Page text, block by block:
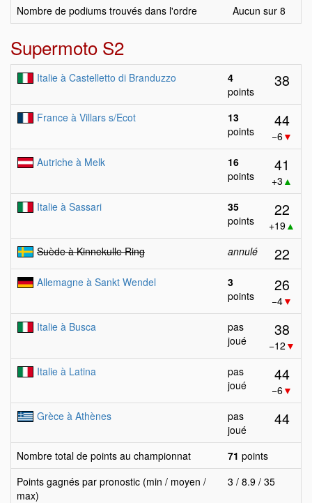
Nombre de podiums trouvés dans l'ordre Aucun sur 8
Supermoto S2
Italie à Castelletto di Branduzzo
4
points
38
France à Villars s/Ecot
13
points
44
−6▼
Autriche à Melk
16
points
41
+3 ▲
Italie à Sassari
35
points
22
+19▲
Suède à Kinnekulle Ring
annulé 22
Allemagne à Sankt Wendel
3
points
26
−4▼
Italie à Busca
pas
joué
38
−12 ▼
Italie à Latina
pas
joué
44
−6▼
Grèce à Athènes
pas
joué
44
Nombre total de points au championnat 71 points
Points gagnés par pronostic (min / moyen /
max)
3 / 8.9 / 35